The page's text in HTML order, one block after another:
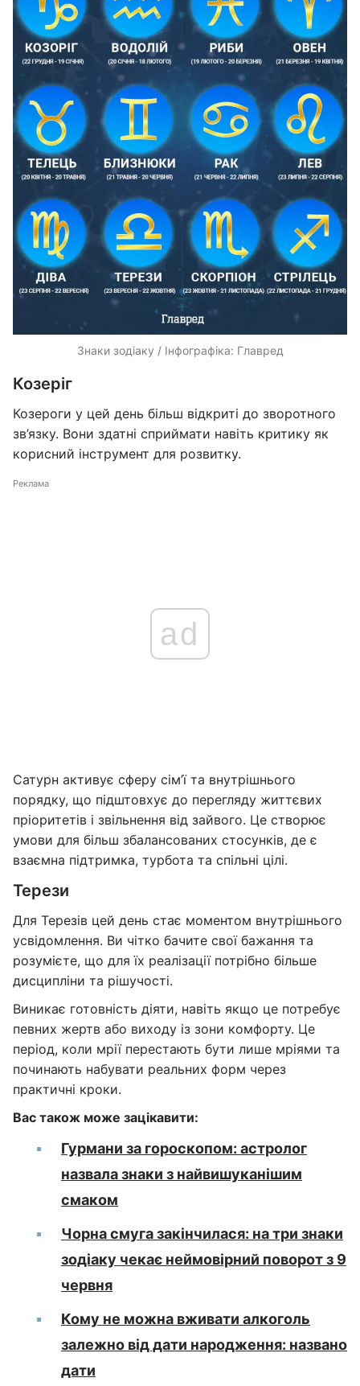
Знаки зодіаку / Інфографіка: Главред
Козеріг
Козероги у цей день більш відкриті до зворотного
зв’язку. Вони здатні сприймати навіть критику як
корисний інструмент для розвитку.
Реклама
ad
Сатурн активує сферу сім’ї та внутрішнього
порядку, що підштовхує до перегляду життєвих
пріоритетів і звільнення від зайвого. Це створює
умови для більш збалансованих стосунків, де є
взаємна підтримка, турбота та спільні цілі.
Терези
Для Терезів цей день стає моментом внутрішнього
усвідомлення. Ви чітко бачите свої бажання та
розумієте, що для їх реалізації потрібно більше
дисципліни та рішучості.
Виникає готовність діяти, навіть якщо це потребує
певних жертв або виходу із зони комфорту. Це
період, коли мрії перестають бути лише мріями та
починають набувати реальних форм через
практичні кроки.
Вас також може зацікавити:
Гурмани за гороскопом: астролог
назвала знаки з найвишуканішим
смаком
Чорна смуга закінчилася: на три знаки
зодіаку чекає неймовірний поворот з 9
червня
Кому не можна вживати алкоголь
залежно від дати народження: названо
дати